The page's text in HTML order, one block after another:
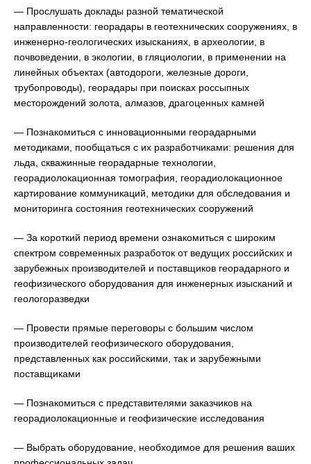
— Прослушать доклады разной тематической
направленности: георадары в геотехнических сооружениях, в
инженерно-геологических изысканиях, в археологии, в
почвоведении, в экологии, в гляциологии, в применении на
линейных объектах (автодороги, железные дороги,
трубопроводы), георадары при поисках россыпных
месторождений золота, алмазов, драгоценных камней
— Познакомиться с инновационными георадарными
методиками, пообщаться с их разработчиками: решения для
льда, скважинные георадарные технологии,
георадиолокационная томография, георадиолокационное
картирование коммуникаций, методики для обследования и
мониторинга состояния геотехнических сооружений
— За короткий период времени ознакомиться с широким
спектром современных разработок от ведущих российских и
зарубежных производителей и поставщиков георадарного и
геофизического оборудования для инженерных изысканий и
геологоразведки
— Провести прямые переговоры с большим числом
производителей геофизического оборудования,
представленных как российскими, так и зарубежными
поставщиками
— Познакомиться с представителями заказчиков на
георадиолокационные и геофизические исследования
— Выбрать оборудование, необходимое для решения ваших